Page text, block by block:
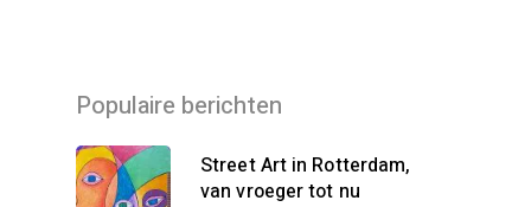
Populaire berichten
Street Art in Rotterdam,
van vroeger tot nu